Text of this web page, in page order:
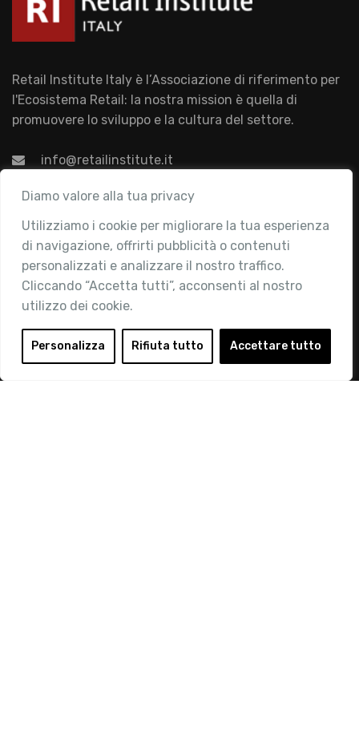
Diamo valore alla tua privacy
Utilizziamo i cookie per migliorare la tua esperienza
di navigazione, offrirti pubblicità o contenuti
personalizzati e analizzare il nostro traffico.
Cliccando “Accetta tutti”, acconsenti al nostro
utilizzo dei cookie.
Personalizza Rifiuta tutto Accettare tutto
Retail Institute Italy è l’Associazione di riferimento per
l'Ecosistema Retail: la nostra mission è quella di
promuovere lo sviluppo e la cultura del settore.
info@retailinstitute.it
Associazione
Chi siamo
Attività
Contatti
Area Riservata
Login
Diventa Socio